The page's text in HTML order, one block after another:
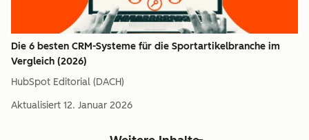
Die 6 besten CRM-Systeme für die Sportartikelbranche im
Vergleich (2026)
HubSpot Editorial (DACH)
Aktualisiert 12. Januar 2026